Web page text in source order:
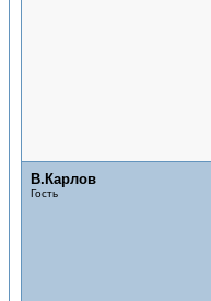
В.Карлов
Гость